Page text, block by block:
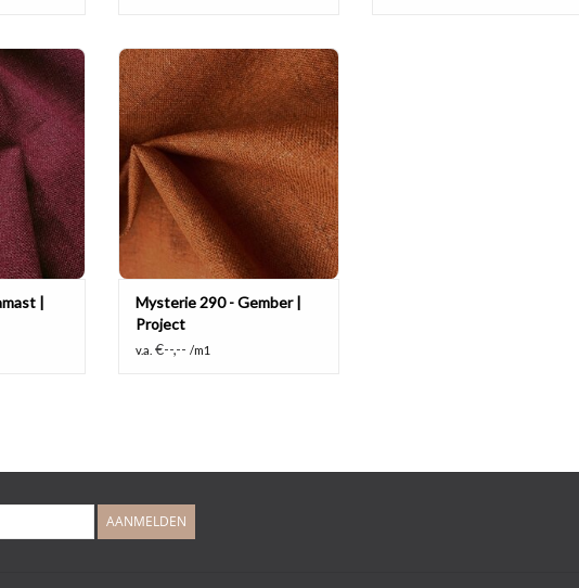
en soepele
en
|
Mooie grof geweven en soepele
black out (100% lichtdicht) en
brandvertragend!
TOEVOEGEN AAN WINKELWAGEN
Mysterie 290 - Gember |
Project
v.a. €--,-- /m1
AANMELDEN